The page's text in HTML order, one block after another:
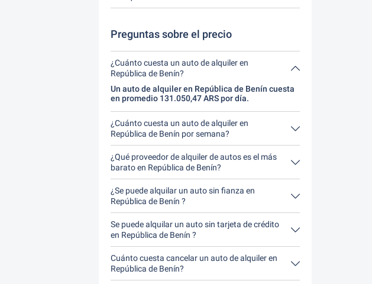
Tienes hasta 24 horas antes del alquiler dentro
Preguntas sobre el precio
¿Cuánto cuesta un auto de alquiler en
República de Benín?
Un auto de alquiler en República de Benín cuesta
en promedio 131.050,47 ARS por día.
¿Cuánto cuesta un auto de alquiler en
República de Benín por semana?
Un auto de alquiler en República de Benín cuesta
en promedio 917.353,31 ARS por semana
(131.050,47 ARS por día).
¿Qué proveedor de alquiler de autos es el más
barato en República de Benín?
El Avis en República de Benín es el más barato. Un
alquiler cuesta 524.201,88 ARS por 4 días.
¿Se puede alquilar un auto sin fianza en
República de Benín ?
No, lamentablemente no se puede en República
de Benín alquilar un auto sin fianza por el
momento.
Se puede alquilar un auto sin tarjeta de crédito
en República de Benín ?
No, lamentablemente no se puede en República
de Benín alquilar un auto sin tarjeta de crédito por
el momento.
Cuánto cuesta cancelar un auto de alquiler en
República de Benín?
Hasta 24 horas antes del alquiler, la cancelación